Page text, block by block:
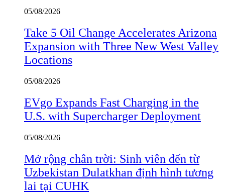
05/08/2026
Take 5 Oil Change Accelerates Arizona
Expansion with Three New West Valley
Locations
05/08/2026
EVgo Expands Fast Charging in the
U.S. with Supercharger Deployment
05/08/2026
Mở rộng chân trời: Sinh viên đến từ
Uzbekistan Dulatkhan định hình tương
lai tại CUHK